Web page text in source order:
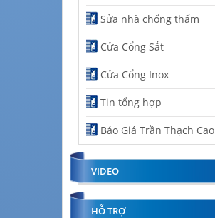
Sửa nhà chống thấm
Cửa Cổng Sắt
Cửa Cổng Inox
Tin tổng hợp
Báo Giá Trần Thạch Cao
VIDEO
HỖ TRỢ